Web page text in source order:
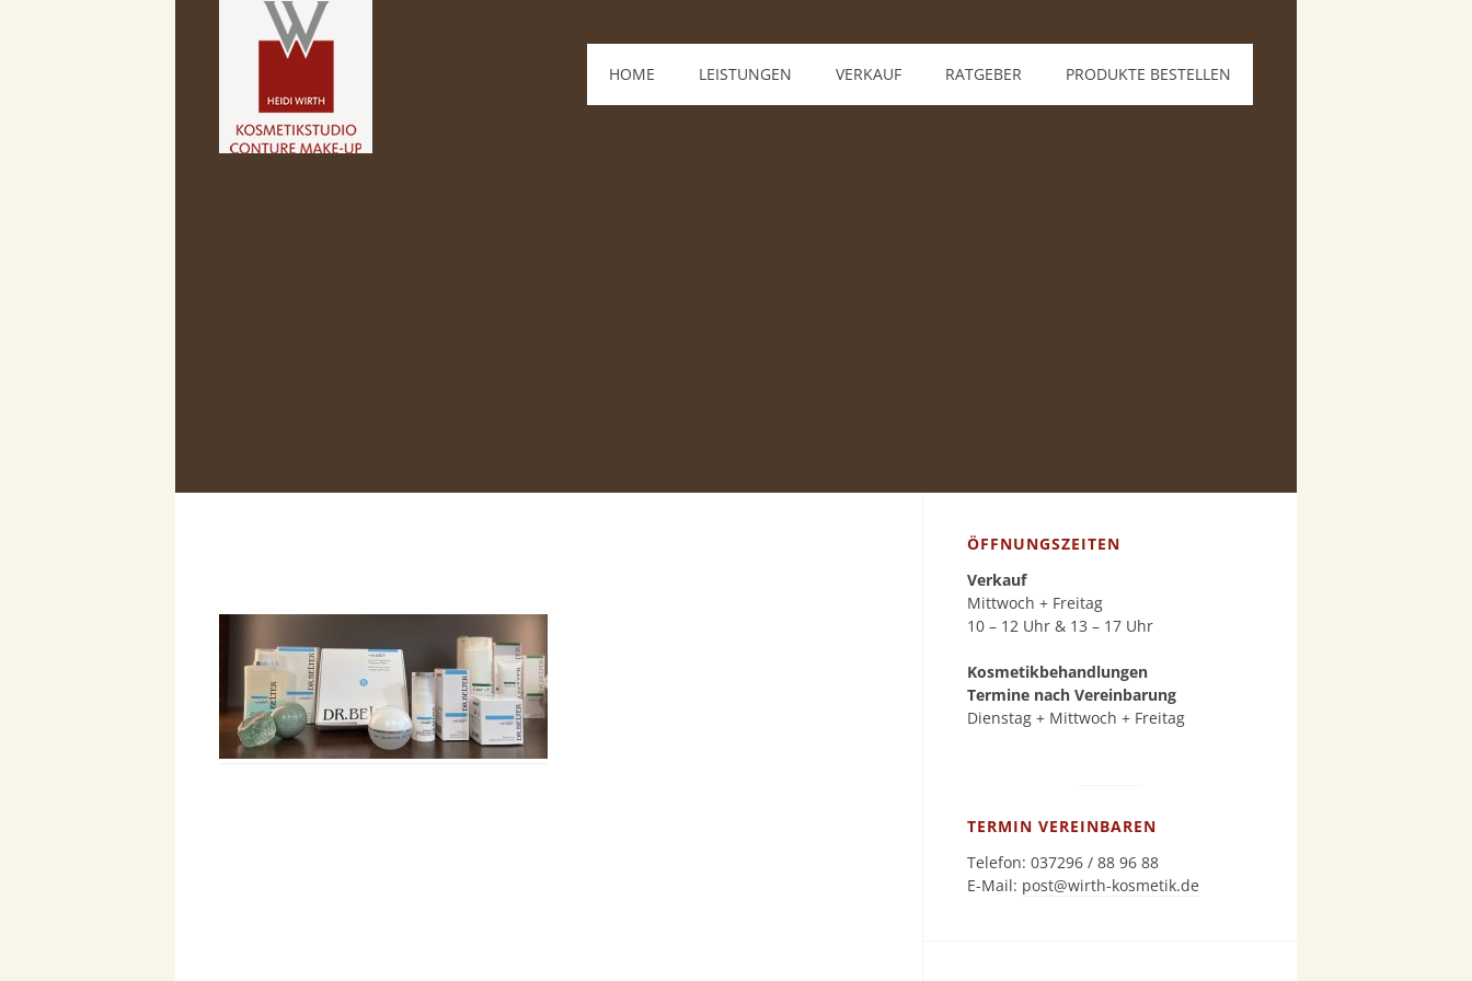
HOME LEISTUNGEN VERKAUF RATGEBER PRODUKTE BESTELLEN
ÖFFNUNGSZEITEN
Verkauf
Mittwoch + Freitag
10 – 12 Uhr & 13 – 17 Uhr
Kosmetikbehandlungen
Termine nach Vereinbarung
Dienstag + Mittwoch + Freitag
TERMIN VEREINBAREN
Telefon: 037296 / 88 96 88
E-Mail: post@wirth-kosmetik.de